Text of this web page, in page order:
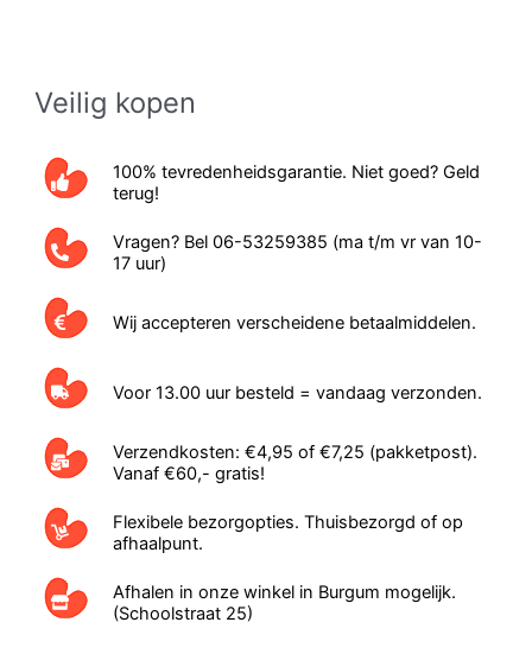
Veilig kopen
100% tevredenheidsgarantie. Niet goed? Geld
terug!
Vragen? Bel 06-53259385 (ma t/m vr van 10-
17 uur)
Wij accepteren verscheidene betaalmiddelen.
Voor 13.00 uur besteld = vandaag verzonden.
Verzendkosten: €4,95 of €7,25 (pakketpost).
Vanaf €60,- gratis!
Flexibele bezorgopties. Thuisbezorgd of op
afhaalpunt.
Afhalen in onze winkel in Burgum mogelijk.
(Schoolstraat 25)